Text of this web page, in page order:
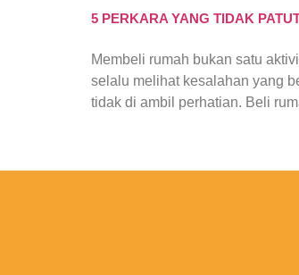
5 PERKARA YANG TIDAK
Membeli rumah bukan satu
selalu melihat kesalahan yang
tidak di ambil perhatian. Beli